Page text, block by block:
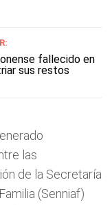
fallecido en
sus restos
las
de la Secretaría
(Senniaf)